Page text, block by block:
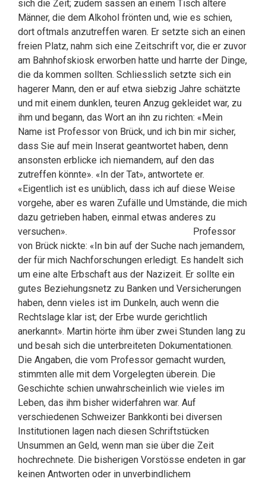
sich die Zeit; zudem sassen an einem Tisch ältere
Männer, die dem Alkohol frönten und, wie es schien,
dort oftmals anzutreffen waren. Er setzte sich an einen
freien Platz, nahm sich eine Zeitschrift vor, die er zuvor
am Bahnhofskiosk erworben hatte und harrte der Dinge,
die da kommen sollten. Schliesslich setzte sich ein
hagerer Mann, den er auf etwa siebzig Jahre schätzte
und mit einem dunklen, teuren Anzug gekleidet war, zu
ihm und begann, das Wort an ihn zu richten: «Mein
Name ist Professor von Brück, und ich bin mir sicher,
dass Sie auf mein Inserat geantwortet haben, denn
ansonsten erblicke ich niemandem, auf den das
zutreffen könnte». «In der Tat», antwortete er.
«Eigentlich ist es unüblich, dass ich auf diese Weise
vorgehe, aber es waren Zufälle und Umstände, die mich
dazu getrieben haben, einmal etwas anderes zu
versuchen». Professor
von Brück nickte: «In bin auf der Suche nach jemandem,
der für mich Nachforschungen erledigt. Es handelt sich
um eine alte Erbschaft aus der Nazizeit. Er sollte ein
gutes Beziehungsnetz zu Banken und Versicherungen
haben, denn vieles ist im Dunkeln, auch wenn die
Rechtslage klar ist; der Erbe wurde gerichtlich
anerkannt». Martin hörte ihm über zwei Stunden lang zu
und besah sich die unterbreiteten Dokumentationen.
Die Angaben, die vom Professor gemacht wurden,
stimmten alle mit dem Vorgelegten überein. Die
Geschichte schien unwahrscheinlich wie vieles im
Leben, das ihm bisher widerfahren war. Auf
verschiedenen Schweizer Bankkonti bei diversen
Institutionen lagen nach diesen Schriftstücken
Unsummen an Geld, wenn man sie über die Zeit
hochrechnete. Die bisherigen Vorstösse endeten in gar
keinen Antworten oder in unverbindlichem